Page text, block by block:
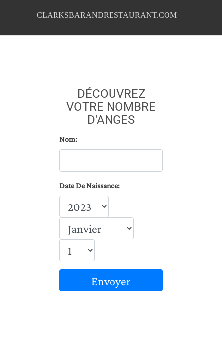
CLARKSBARANDRESTAURANT.COM
DÉCOUVREZ
VOTRE NOMBRE
D'ANGES
Nom:
Date De Naissance:
Envoyer